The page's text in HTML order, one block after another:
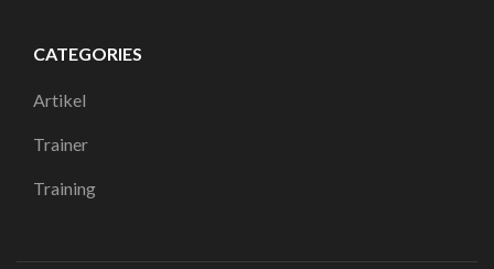
CATEGORIES
Artikel
Trainer
Training